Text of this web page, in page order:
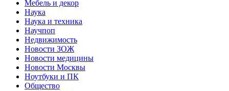
Мебель и декор
Наука
Наука и техника
Научпоп
Недвижимость
Новости ЗОЖ
Новости медицины
Новости Москвы
Ноутбуки и ПК
Общество